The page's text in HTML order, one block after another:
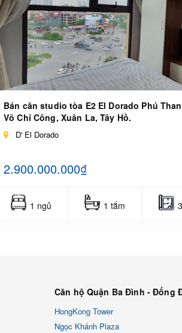
Bán căn studio tòa E2 El Dorado Phú Thanh, 298
Võ Chí Công, Xuân La, Tây Hồ.
D' El Dorado
2.900.000.000₫
1 ngủ 1 tắm
Căn hộ Quận Ba Đình - Đống
HongKong Tower
Ngọc Khánh Plaza